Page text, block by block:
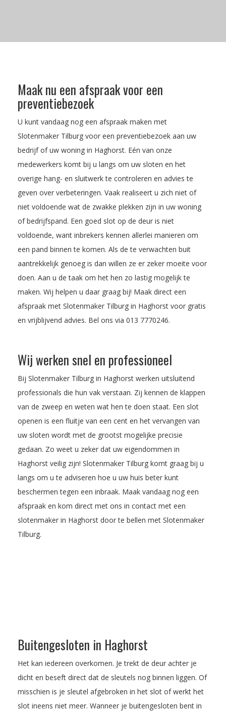
Maak nu een afspraak voor een
preventiebezoek
U kunt vandaag nog een afspraak maken met
Slotenmaker Tilburg voor een preventiebezoek aan uw
bedrijf of uw woning in Haghorst. Eén van onze
medewerkers komt bij u langs om uw sloten en het
overige hang- en sluitwerk te controleren en advies te
geven over verbeteringen. Vaak realiseert u zich niet of
niet voldoende wat de zwakke plekken zijn in uw woning
of bedrijfspand. Een goed slot op de deur is niet
voldoende, want inbrekers kennen allerlei manieren om
een pand binnen te komen. Als de te verwachten buit
aantrekkelijk genoeg is dan willen ze er zeker moeite voor
doen. Aan u de taak om het hen zo lastig mogelijk te
maken. Wij helpen u daar graag bij! Maak direct een
afspraak met Slotenmaker Tilburg in Haghorst voor gratis
en vrijblijvend advies. Bel ons via 013 7770246.
Wij werken snel en professioneel
Bij Slotenmaker Tilburg in Haghorst werken uitsluitend
professionals die hun vak verstaan. Zij kennen de klappen
van de zweep en weten wat hen te doen staat. Een slot
openen is een fluitje van een cent en het vervangen van
uw sloten wordt met de grootst mogelijke precisie
gedaan. Zo weet u zeker dat uw eigendommen in
Haghorst veilig zijn! Slotenmaker Tilburg komt graag bij u
langs om u te adviseren hoe u uw huis beter kunt
beschermen tegen een inbraak. Maak vandaag nog een
afspraak en kom direct met ons in contact met een
slotenmaker in Haghorst door te bellen met Slotenmaker
Tilburg.
Buitengesloten in Haghorst
Het kan iedereen overkomen. Je trekt de deur achter je
dicht en beseft direct dat de sleutels nog binnen liggen. Of
misschien is je sleutel afgebroken in het slot of werkt het
slot ineens niet meer. Wanneer je buitengesloten bent in